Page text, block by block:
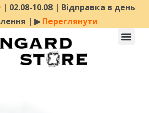
| 02.08-10.08 | Відправка в день
| ▶︎Переглянути